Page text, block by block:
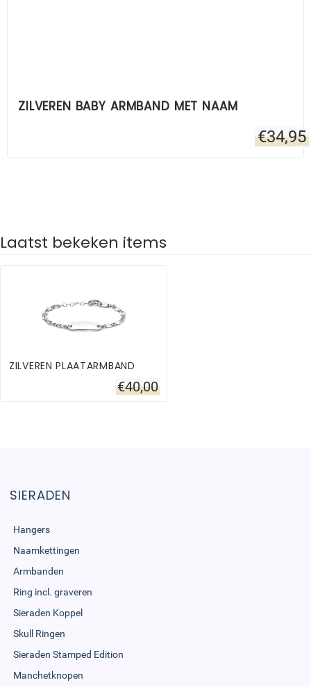
ZILVEREN BABY ARMBAND MET NAAM
€34,95
Laatst bekeken items
ZILVEREN PLAATARMBAND
€40,00
SIERADEN
Hangers
Naamkettingen
Armbanden
Ring incl. graveren
Sieraden Koppel
Skull Ringen
Sieraden Stamped Edition
Manchetknopen